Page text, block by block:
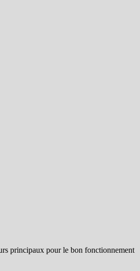
principaux pour le bon fonctionnement